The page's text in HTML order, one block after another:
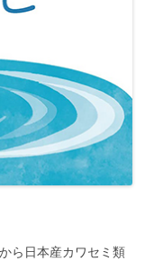
ら日本産カワセミ類